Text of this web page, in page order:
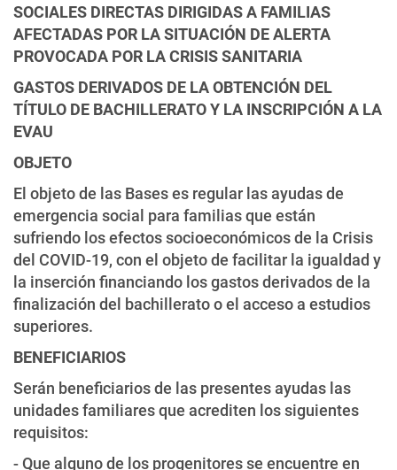
SOCIALES DIRECTAS DIRIGIDAS A FAMILIAS
AFECTADAS POR LA SITUACIÓN DE ALERTA
PROVOCADA POR LA CRISIS SANITARIA
GASTOS DERIVADOS DE LA OBTENCIÓN DEL
TÍTULO DE BACHILLERATO Y LA INSCRIPCIÓN A LA
EVAU
OBJETO
El objeto de las Bases es regular las ayudas de
emergencia social para familias que están
sufriendo los efectos socioeconómicos de la Crisis
del COVID-19, con el objeto de facilitar la igualdad y
la inserción financiando los gastos derivados de la
finalización del bachillerato o el acceso a estudios
superiores.
BENEFICIARIOS
Serán beneficiarios de las presentes ayudas las
unidades familiares que acrediten los siguientes
requisitos:
- Que alguno de los progenitores se encuentre en